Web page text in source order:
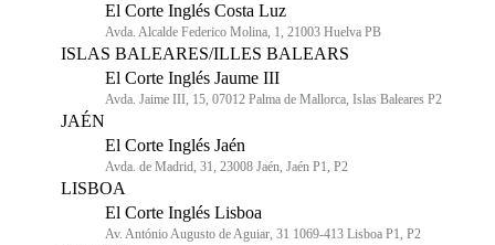
El Corte Inglés Costa Luz
Avda. Alcalde Federico Molina, 1, 21003 Huelva PB
ISLAS BALEARES/ILLES BALEARS
El Corte Inglés Jaume III
Avda. Jaime III, 15, 07012 Palma de Mallorca, Islas Baleares P2
JAÉN
El Corte Inglés Jaén
Avda. de Madrid, 31, 23008 Jaén, Jaén P1, P2
LISBOA
El Corte Inglés Lisboa
Av. António Augusto de Aguiar, 31 1069-413 Lisboa P1, P2